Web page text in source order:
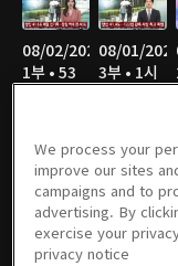
08/02/2026
1부 • 53
08/01/
3부 • 1시
07/30/2026
2부 • 49
분
07/30/
1부 • 21
분
We process your
improve our sites
campaigns and to
advertising. By
exercise your
privacy notice